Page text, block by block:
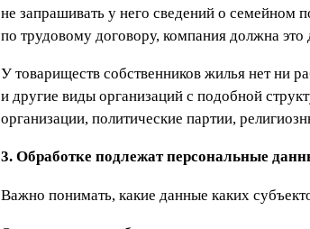
не запрашивать у него сведений о
по трудовому договору, компания должна это
У товариществ собственников жилья нет ни
и другие виды организаций с подобной
организации, политические партии,
3. Обработке подлежат персональные
Важно понимать, какие данные каких